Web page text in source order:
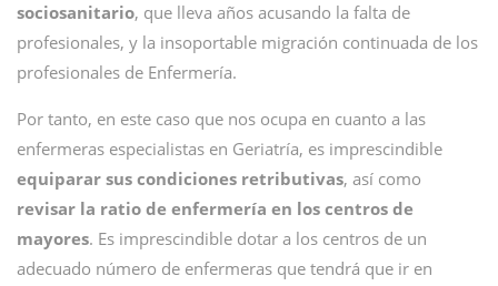
sociosanitario, que lleva años acusando la falta de
profesionales, y la insoportable migración continuada de los
profesionales de Enfermería.
Por tanto, en este caso que nos ocupa en cuanto a las
enfermeras especialistas en Geriatría, es imprescindible
equiparar sus condiciones retributivas, así como
revisar la ratio de enfermería en los centros de
mayores. Es imprescindible dotar a los centros de un
adecuado número de enfermeras que tendrá que ir en